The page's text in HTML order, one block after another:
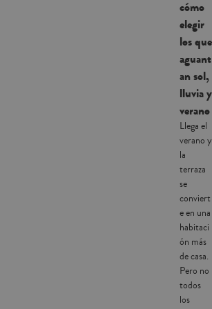
cómo
elegir
los que
aguant
an sol,
lluvia y
verano
Llega el
verano y
la
terraza
se
conviert
e en una
habitaci
ón más
de casa.
Pero no
todos
los